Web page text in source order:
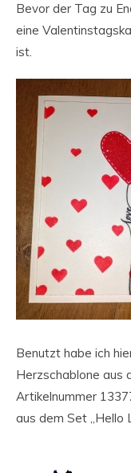
Bevor der Tag zu
eine
ist.
Benutzt habe ich
Herzschablone aus
Artikelnummer
aus dem Set „Hello